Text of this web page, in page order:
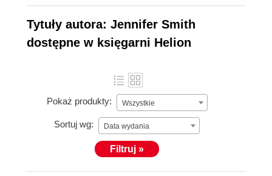
Tytuły autora: Jennifer Smith
dostępne w księgarni Helion
Pokaż produkty: Wszystkie
Sortuj wg: Data wydania
Filtruj »